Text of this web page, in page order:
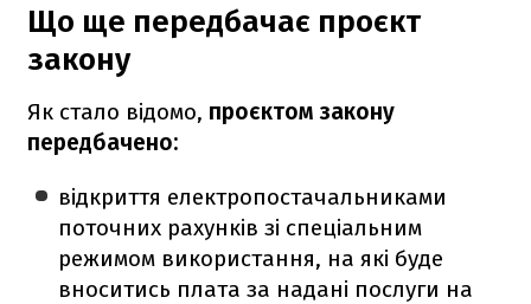
Що ще передбачає проєкт
закону
Як стало відомо, проєктом закону
передбачено:
відкриття електропостачальниками
поточних рахунків зі спеціальним
режимом використання, на які буде
вноситись плата за надані послуги на